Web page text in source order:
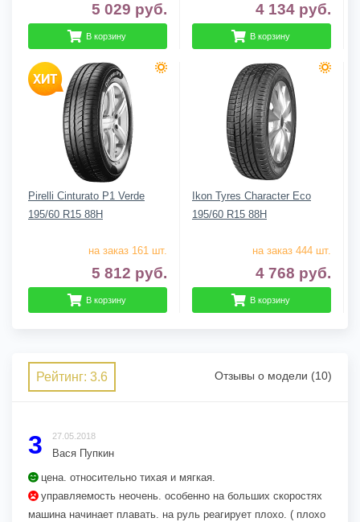
5 029 руб.
В корзину
4 134 руб.
В корзину
Pirelli Cinturato P1 Verde
195/60 R15 88H
на заказ 161 шт.
5 812 руб.
В корзину
Ikon Tyres Character Eco
195/60 R15 88H
на заказ 444 шт.
4 768 руб.
В корзину
Рейтинг: 3.6 Отзывы о модели (10)
3 27.05.2018
Вася Пупкин
цена. относительно тихая и мягкая.
управляемость неочень. особенно на больших скоростях
машина начинает плавать. на руль реагирует плохо. ( плохо